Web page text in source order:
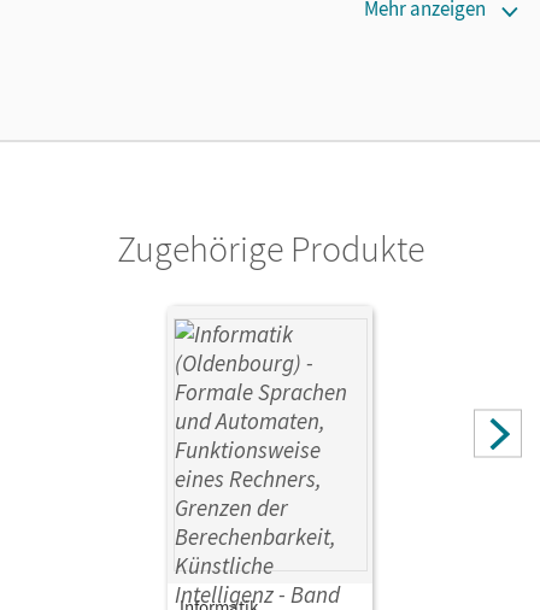
Unterrichtsmanagers solange das Lehrwerk erhältlich ist.
Mehr anzeigen
Zugehörige Produkte